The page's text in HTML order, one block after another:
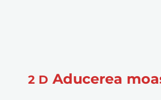
2 D Aducerea